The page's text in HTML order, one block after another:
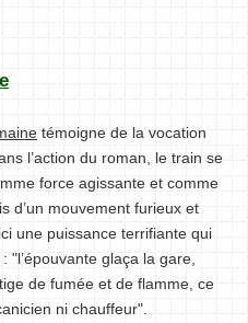
témoigne de la vocation
l’action du roman, le train se
force agissante et comme
d’un mouvement furieux et
une puissance terrifiante qui
"l’épouvante glaça la gare,
de fumée et de flamme, ce
ni chauffeur".